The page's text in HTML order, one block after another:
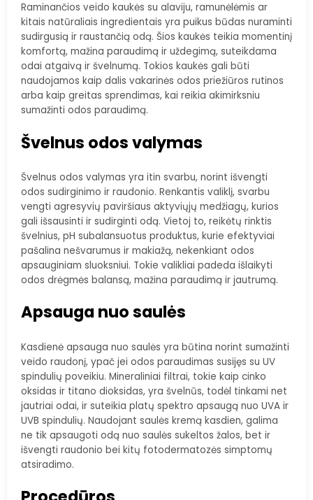
Raminančios veido kaukės su alaviju, ramunėlėmis ar
kitais natūraliais ingredientais yra puikus būdas nuraminti
sudirgusią ir raustančią odą. Šios kaukės teikia momentinį
komfortą, mažina paraudimą ir uždegimą, suteikdama
odai atgaivą ir švelnumą. Tokios kaukės gali būti
naudojamos kaip dalis vakarinės odos priežiūros rutinos
arba kaip greitas sprendimas, kai reikia akimirksniu
sumažinti odos paraudimą.
Švelnus odos valymas
Švelnus odos valymas yra itin svarbu, norint išvengti
odos sudirginimo ir raudonio. Renkantis valiklį, svarbu
vengti agresyvių paviršiaus aktyviųjų medžiagų, kurios
gali išsausinti ir sudirginti odą. Vietoj to, reikėtų rinktis
švelnius, pH subalansuotus produktus, kurie efektyviai
pašalina nešvarumus ir makiažą, nekenkiant odos
apsauginiam sluoksniui. Tokie valikliai padeda išlaikyti
odos drėgmės balansą, mažina paraudimą ir jautrumą.
Apsauga nuo saulės
Kasdienė apsauga nuo saulės yra būtina norint sumažinti
veido raudonį, ypač jei odos paraudimas susijęs su UV
spindulių poveikiu. Mineraliniai filtrai, tokie kaip cinko
oksidas ir titano dioksidas, yra švelnūs, todėl tinkami net
jautriai odai, ir suteikia platų spektro apsaugą nuo UVA ir
UVB spindulių. Naudojant saulės kremą kasdien, galima
ne tik apsaugoti odą nuo saulės sukeltos žalos, bet ir
išvengti raudonio bei kitų fotodermatozės simptomų
atsiradimo.